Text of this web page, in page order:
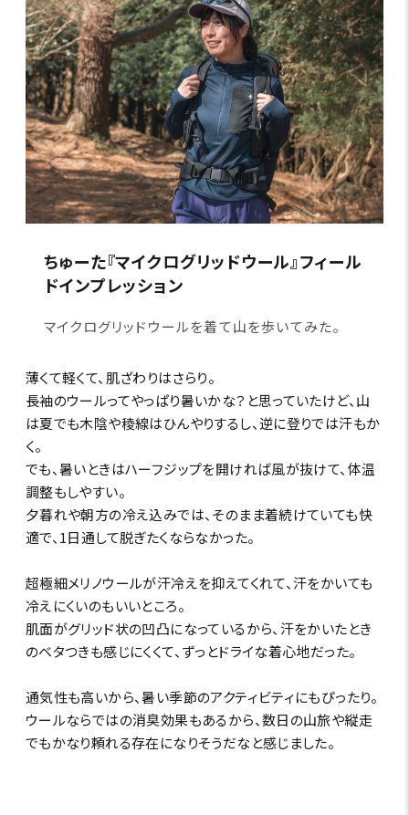
ちゅーた『マイクログリッドウール』フィール
ドインプレッション
マイクログリッドウールを着て山を歩いてみた。
薄くて軽くて、肌ざわりはさらり。
長袖のウールってやっぱり暑いかな？と思っていたけど、山
は夏でも木陰や稜線はひんやりするし、逆に登りでは汗もか
く。
でも、暑いときはハーフジップを開ければ風が抜けて、体温
調整もしやすい。
夕暮れや朝方の冷え込みでは、そのまま着続けていても快
適で、1日通して脱ぎたくならなかった。
超極細メリノウールが汗冷えを抑えてくれて、汗をかいても
冷えにくいのもいいところ。
肌面がグリッド状の凹凸になっているから、汗をかいたとき
のベタつきも感じにくくて、ずっとドライな着心地だった。
通気性も高いから、暑い季節のアクティビティにもぴったり。
ウールならではの消臭効果もあるから、数日の山旅や縦走
でもかなり頼れる存在になりそうだなと感じました。